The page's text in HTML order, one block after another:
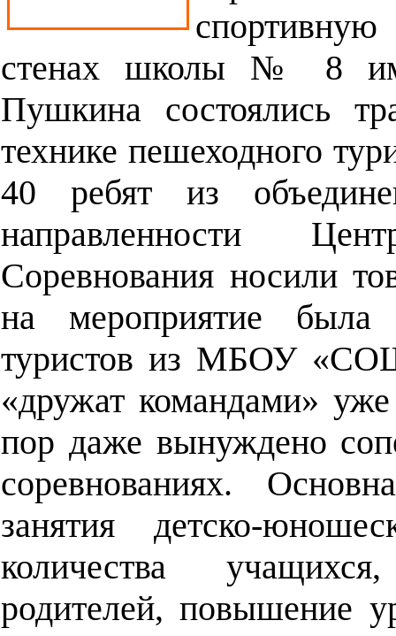
стенах школы № 8
Пушкина состоялись
технике пешеходного
40 ребят из
направленности
Соревнования носили
на мероприятие
туристов из МБОУ
«дружат командами»
пор даже вынуждено
соревнованиях.
занятия детско-
количества
родителей, повышение